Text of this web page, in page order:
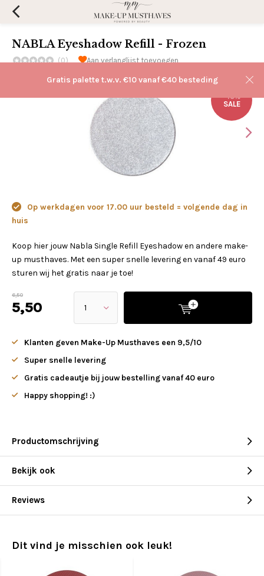
Gratis palette t.w.v. €10 vanaf €40 besteding
NABLA Eyeshadow Refill - Frozen
(0) Aan verlanglijst toevoegen
-15%
SALE
Op werkdagen voor 17.00 uur besteld = volgende dag in
huis
Koop hier jouw Nabla Single Refill Eyeshadow en andere make-
up musthaves. Met een super snelle levering en vanaf 49 euro
sturen wij het gratis naar je toe!
6,50
5,50
Klanten geven Make-Up Musthaves een 9,5/10
Super snelle levering
Gratis cadeautje bij jouw bestelling vanaf 40 euro
Happy shopping! :)
Productomschrijving
Bekijk ook
Reviews
Dit vind je misschien ook leuk!